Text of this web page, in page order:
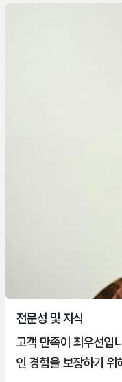
전문성 및 지식
고객 만족이 최우선입
인 경험을 보장하기